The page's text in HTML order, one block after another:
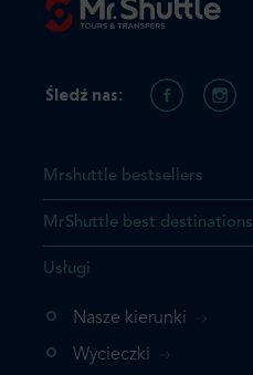
którego szukasz jest już
nie chcesz dodawać go
Mrshuttle bestsellers
MrShuttle best destinations
Usługi
Nasze kierunki
Wycieczki
Śledź nas: